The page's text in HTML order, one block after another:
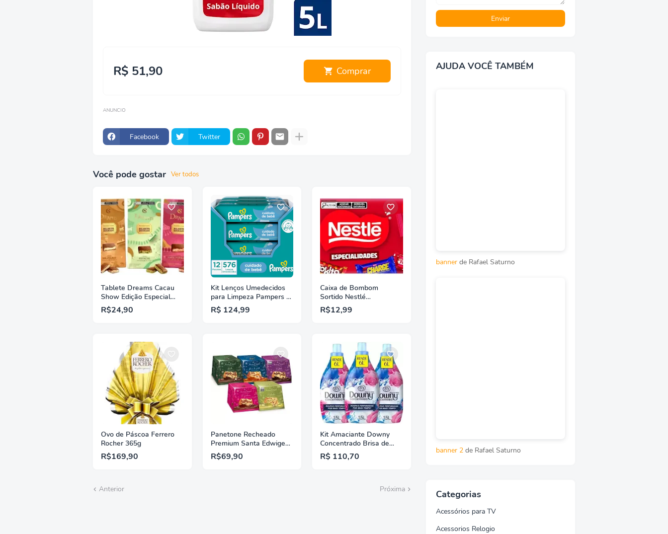
R$ 51,90 Comprar
ANUNCIO
Facebook Twitter
Você pode gostar Ver todos
Tablete Dreams Cacau
Show Edição Especial
130g
R$24,90
Kit Lenços Umedecidos
para Limpeza Pampers -
Cuidado de Bebê 576
Unidades
R$ 124,99
Caixa de Bombom
Sortido Nestlé
Especialidades 220g
R$12,99
Ovo de Páscoa Ferrero
Rocher 365g
R$169,90
Panetone Recheado
Premium Santa Edwiges
500g Panetone Gotas
Creme Avelã Doce de
R$69,90
Kit Amaciante Downy
Concentrado Brisa de
Verão - 1,5L 3 Unidades
R$ 110,70
Anterior Próxima
AJUDA VOCÊ TAMBÉM
banner de Rafael Saturno
banner 2 de Rafael Saturno
Categorias
Acessórios para TV
Acessorios Relogio